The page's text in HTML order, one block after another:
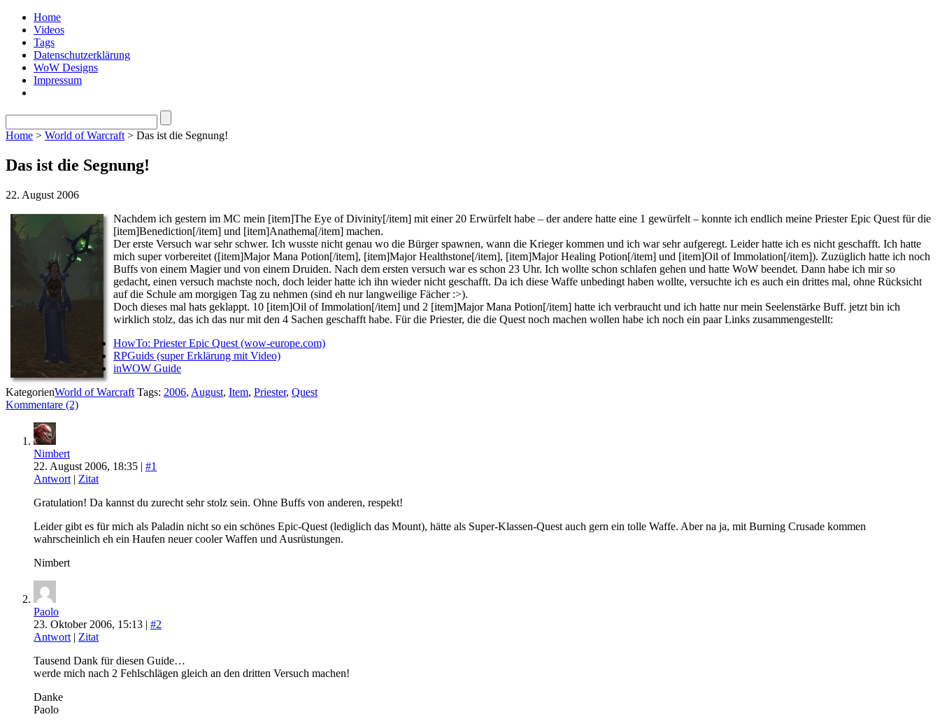
Home
Videos
Tags
Datenschutzerklärung
WoW Designs
Impressum
Home > World of Warcraft > Das ist die Segnung!
Das ist die Segnung!
22. August 2006
Nachdem ich gestern im MC mein [item]The Eye of Divinity[/item] mit einer 20 Erwürfelt habe – der andere hatte eine 1 gewürfelt – konnte ich endlich meine Priester Epic Quest für die
[item]Benediction[/item] und [item]Anathema[/item] machen.
Der erste Versuch war sehr schwer. Ich wusste nicht genau wo die Bürger spawnen, wann die Krieger kommen und ich war sehr aufgeregt. Leider hatte ich es nicht geschafft. Ich hatte
mich super vorbereitet ([item]Major Mana Potion[/item], [item]Major Healthstone[/item], [item]Major Healing Potion[/item] und [item]Oil of Immolation[/item]). Zuzüglich hatte ich noch
Buffs von einem Magier und von einem Druiden. Nach dem ersten versuch war es schon 23 Uhr. Ich wollte schon schlafen gehen und hatte WoW beendet. Dann habe ich mir so
gedacht, einen versuch machste noch, doch leider hatte ich ihn wieder nicht geschafft. Da ich diese Waffe unbedingt haben wollte, versuchte ich es auch ein drittes mal, ohne Rücksicht
auf die Schule am morgigen Tag zu nehmen (sind eh nur langweilige Fächer :>).
Doch dieses mal hats geklappt. 10 [item]Oil of Immolation[/item] und 2 [item]Major Mana Potion[/item] hatte ich verbraucht und ich hatte nur mein Seelenstärke Buff. jetzt bin ich
wirklich stolz, das ich das nur mit den 4 Sachen geschafft habe. Für die Priester, die die Quest noch machen wollen habe ich noch ein paar Links zusammengestellt:
HowTo: Priester Epic Quest (wow-europe.com)
RPGuids (super Erklärung mit Video)
inWOW Guide
KategorienWorld of Warcraft Tags: 2006, August, Item, Priester, Quest
Kommentare (2)
Nimbert
22. August 2006, 18:35 | #1
Antwort | Zitat
Gratulation! Da kannst du zurecht sehr stolz sein. Ohne Buffs von anderen, respekt!
Leider gibt es für mich als Paladin nicht so ein schönes Epic-Quest (lediglich das Mount), hätte als Super-Klassen-Quest auch gern ein tolle Waffe. Aber na ja, mit Burning Crusade kommen
wahrscheinlich eh ein Haufen neuer cooler Waffen und Ausrüstungen.
Nimbert
Paolo
23. Oktober 2006, 15:13 | #2
Antwort | Zitat
Tausend Dank für diesen Guide…
werde mich nach 2 Fehlschlägen gleich an den dritten Versuch machen!
Danke
Paolo